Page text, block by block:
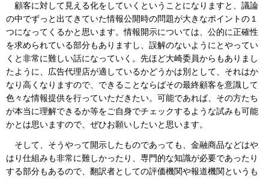
顧客に対して見える化をしていくということになりますと、議論
の中でずっと出てきていた情報公開時の問題が大きなポイントの１
つになってくるかと思います。情報開示については、公的に正確性
を求められている部分もありますし、誤解のないようにとやってい
くと非常に難しい話になっていく。先ほど大崎委員からもありまし
たように、広告代理店が適しているかどうかは別として、それはか
なり高くなりますので、できることならばその最終顧客を意識して
色々な情報提供を行っていただきたい。可能であれば、その方たち
が本当に理解できるか等をご自身でチェックするような試みも可能
かとは思いますので、ぜひお願いしたいと思います。
そして、そうやって開示したものであっても、金融商品などはや
はり仕組みも非常に難しかったり、専門的な知識が必要であったり
する部分もあるので、翻訳者としての評価機関や報道機関というも